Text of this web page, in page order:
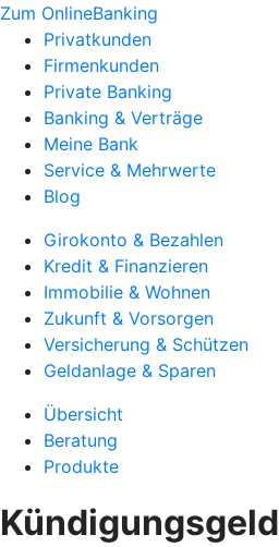
Zum OnlineBanking
Privatkunden
Firmenkunden
Private Banking
Banking & Verträge
Meine Bank
Service & Mehrwerte
Blog
Girokonto & Bezahlen
Kredit & Finanzieren
Immobilie & Wohnen
Zukunft & Vorsorgen
Versicherung & Schützen
Geldanlage & Sparen
Übersicht
Beratung
Produkte
Kündigungsgeld